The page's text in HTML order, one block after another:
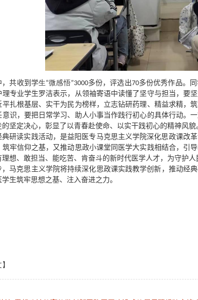
，共收到学生“微感悟”3000多份，评选出70多份优秀作品。
理专业学生罗洁表示， 从领袖寄语中读懂 了坚守与担当，要
平扎根基层、实干为民为榜样，立志钻研药理、精益求精，
识， 要把日常学习、助人小事当作践行初心的具体行动。
坚定决心，彰显了以青春赴使命、以实干践初心的精神风貌
典研读实践活动，是益阳医专马克思主义学院深化思政课改
筑牢信仰之基，又推动思政小课堂同医学大实践相结合，引
理想、敢担当、能吃苦、肯奋斗的新时代医学人才，为守护
，马克思主义学院将持续深化思政课实践教学创新，推动经
学生筑牢思想之基、注入奋进之力。